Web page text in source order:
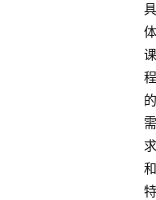
具
体
课
程
的
需
求
和
特